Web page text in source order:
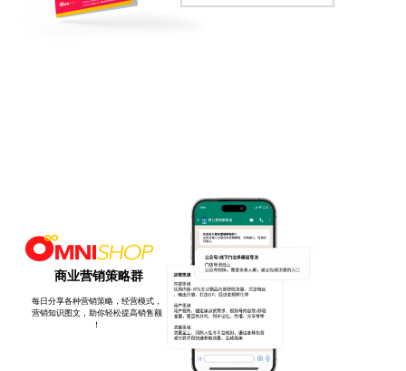
商业营销策略群
每日分享各种营销策略，经营模式，
营销知识图文，助你轻松提高销售额
！